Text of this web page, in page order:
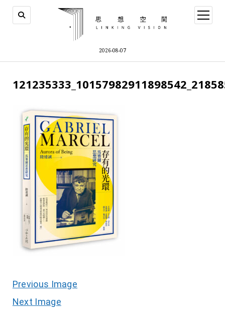
2026-08-07
open
menu
Previous Image
Next Image